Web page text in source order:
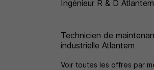
Ingénieur R & D Atlantem
Technicien de
industrielle Atlantem
Voir toutes les offres par